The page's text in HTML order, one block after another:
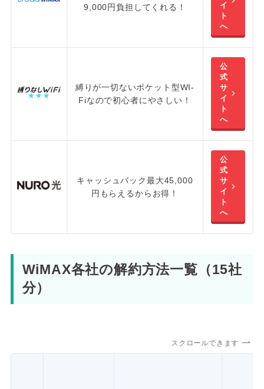
9,000円負担 してくれる！
イ
ト
へ
縛りが一切ないポケット型WI-
Fiなので初心者にやさしい！
公
式
サ
イ
ト
へ
キャッシュバック最大45,000
円 もらえるからお得！
公
式
サ
イ
ト
へ
WiMAX各社の解約方法一覧（15社
分）
スクロールできます